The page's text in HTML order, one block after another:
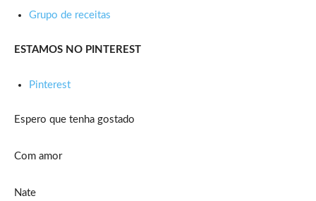
Grupo de receitas
ESTAMOS NO PINTEREST
Pinterest
Espero que tenha gostado
Com amor
Nate